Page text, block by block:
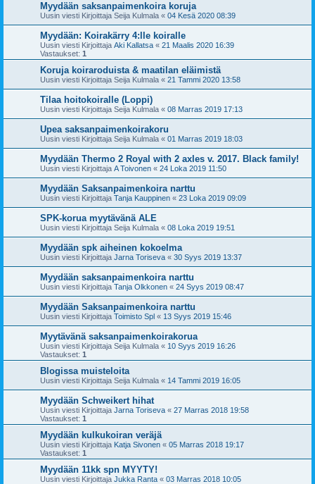
Myydään saksanpaimenkoira koruja
Uusin viesti Kirjoittaja Seija Kulmala « 04 Kesä 2020 08:39
Myydään: Koirakärry 4:lle koiralle
Uusin viesti Kirjoittaja Aki Kallatsa « 21 Maalis 2020 16:39
Vastaukset: 1
Koruja koiraroduista & maatilan eläimistä
Uusin viesti Kirjoittaja Seija Kulmala « 21 Tammi 2020 13:58
Tilaa hoitokoiralle (Loppi)
Uusin viesti Kirjoittaja Seija Kulmala « 08 Marras 2019 17:13
Upea saksanpaimenkoirakoru
Uusin viesti Kirjoittaja Seija Kulmala « 01 Marras 2019 18:03
Myydään Thermo 2 Royal with 2 axles v. 2017. Black family!
Uusin viesti Kirjoittaja A Toivonen « 24 Loka 2019 11:50
Myydään Saksanpaimenkoira narttu
Uusin viesti Kirjoittaja Tanja Kauppinen « 23 Loka 2019 09:09
SPK-korua myytävänä ALE
Uusin viesti Kirjoittaja Seija Kulmala « 08 Loka 2019 19:51
Myydään spk aiheinen kokoelma
Uusin viesti Kirjoittaja Jarna Toriseva « 30 Syys 2019 13:37
Myydään saksanpaimenkoira narttu
Uusin viesti Kirjoittaja Tanja Olkkonen « 24 Syys 2019 08:47
Myydään Saksanpaimenkoira narttu
Uusin viesti Kirjoittaja Toimisto Spl « 13 Syys 2019 15:46
Myytävänä saksanpaimenkoirakorua
Uusin viesti Kirjoittaja Seija Kulmala « 10 Syys 2019 16:26
Vastaukset: 1
Blogissa muisteloita
Uusin viesti Kirjoittaja Seija Kulmala « 14 Tammi 2019 16:05
Myydään Schweikert hihat
Uusin viesti Kirjoittaja Jarna Toriseva « 27 Marras 2018 19:58
Vastaukset: 1
Myydään kulkukoiran veräjä
Uusin viesti Kirjoittaja Katja Sivonen « 05 Marras 2018 19:17
Vastaukset: 1
Myydään 11kk spn MYYTY!
Uusin viesti Kirjoittaja Jukka Ranta « 03 Marras 2018 10:05